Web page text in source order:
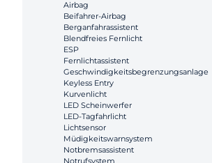
Airbag
Beifahrer-Airbag
Berganfahrassistent
Blendfreies Fernlicht
ESP
Fernlichtassistent
Geschwindigkeitsbegrenzungsanlage
Keyless Entry
Kurvenlicht
LED Scheinwerfer
LED-Tagfahrlicht
Lichtsensor
Müdigkeitswarnsystem
Notbremsassistent